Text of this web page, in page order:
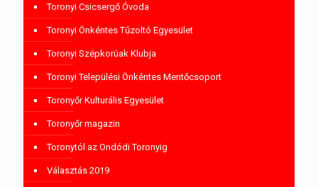
Toronyi Csicsergő Óvoda
Toronyi Önkéntes Tűzoltó Egyesület
Toronyi Szépkorúak Klubja
Toronyi Települési Önkéntes Mentőcsoport
Toronyőr Kulturális Egyesület
Toronyőr magazin
Toronytól az Ondódi Toronyig
Választás 2019